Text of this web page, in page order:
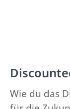
Wie du das